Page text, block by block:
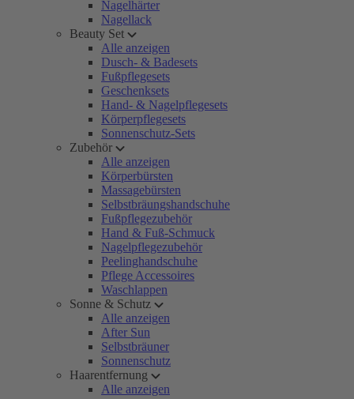
Nagelhärter
Nagellack
Beauty Set
Alle anzeigen
Dusch- & Badesets
Fußpflegesets
Geschenksets
Hand- & Nagelpflegesets
Körperpflegesets
Sonnenschutz-Sets
Zubehör
Alle anzeigen
Körperbürsten
Massagebürsten
Selbstbräungshandschuhe
Fußpflegezubehör
Hand & Fuß-Schmuck
Nagelpflegezubehör
Peelinghandschuhe
Pflege Accessoires
Waschlappen
Sonne & Schutz
Alle anzeigen
After Sun
Selbstbräuner
Sonnenschutz
Haarentfernung
Alle anzeigen